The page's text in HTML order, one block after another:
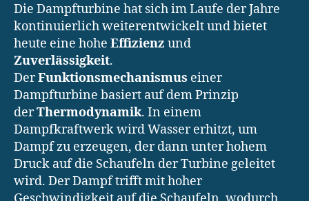
Die Dampfturbine hat sich im Laufe der Jahre
kontinuierlich weiterentwickelt und bietet
heute eine hohe Effizienz und
Zuverlässigkeit.
DerFunktionsmechanismus einer
Dampfturbine basiert auf dem Prinzip
derThermodynamik. In einem
Dampfkraftwerk wird Wasser erhitzt, um
Dampf zu erzeugen, der dann unter hohem
Druck auf die Schaufeln der Turbine geleitet
wird. Der Dampf trifft mit hoher